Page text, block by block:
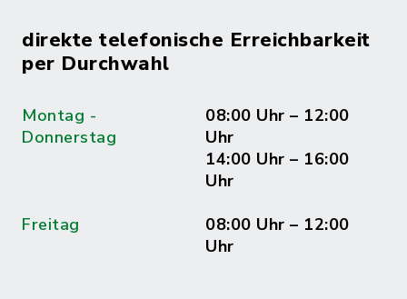
direkte telefonische Erreichbarkeit
per Durchwahl
Montag -
Donnerstag
08:00 Uhr – 12:00
Uhr
14:00 Uhr – 16:00
Uhr
Freitag
08:00 Uhr – 12:00
Uhr